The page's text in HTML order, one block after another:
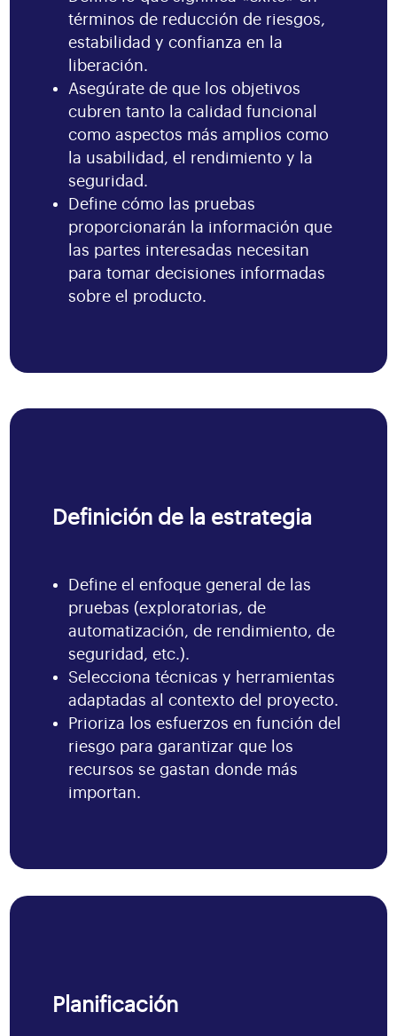
términos de reducción de riesgos,
estabilidad y confianza en la
liberación.
Asegúrate de que los objetivos
cubren tanto la calidad funcional
como aspectos más amplios como
la usabilidad, el rendimiento y la
seguridad.
Define cómo las pruebas
proporcionarán la información que
las partes interesadas necesitan
para tomar decisiones informadas
sobre el producto.
Definición de la estrategia
Define el enfoque general de las
pruebas (exploratorias, de
automatización, de rendimiento, de
seguridad, etc.).
Selecciona técnicas y herramientas
adaptadas al contexto del proyecto.
Prioriza los esfuerzos en función del
riesgo para garantizar que los
recursos se gastan donde más
importan.
Planificación